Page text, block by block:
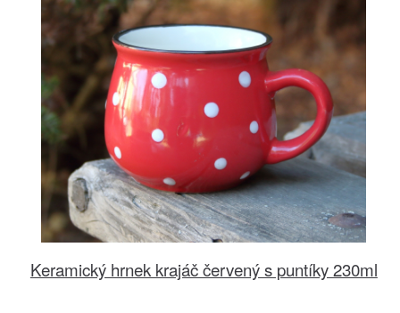
Keramický hrnek krajáč červený s puntíky 230ml